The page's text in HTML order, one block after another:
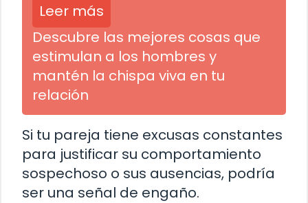
Leer más
Descubre las mejores cosas que
estimulan a los hombres y
mantén la chispa viva en tu
relación
Si tu pareja tiene excusas constantes
para justificar su comportamiento
sospechoso o sus ausencias, podría
ser una señal de engaño.